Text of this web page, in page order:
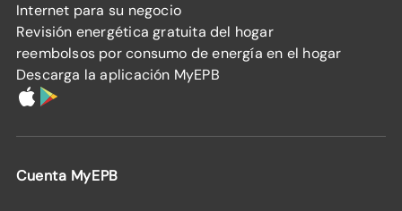
Internet para su negocio
Revisión energética gratuita del hogar
reembolsos por consumo de energía en el hogar
Descarga la aplicación MyEPB
Cuenta MyEPB